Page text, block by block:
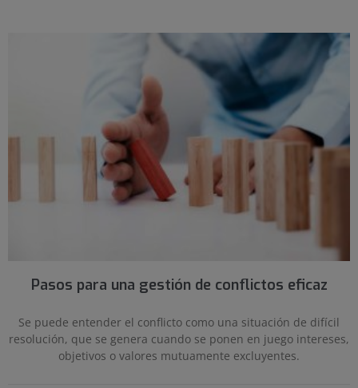
Pasos para una gestión de conflictos eficaz
Se puede entender el conflicto como una situación de difícil
resolución, que se genera cuando se ponen en juego intereses,
objetivos o valores mutuamente excluyentes.